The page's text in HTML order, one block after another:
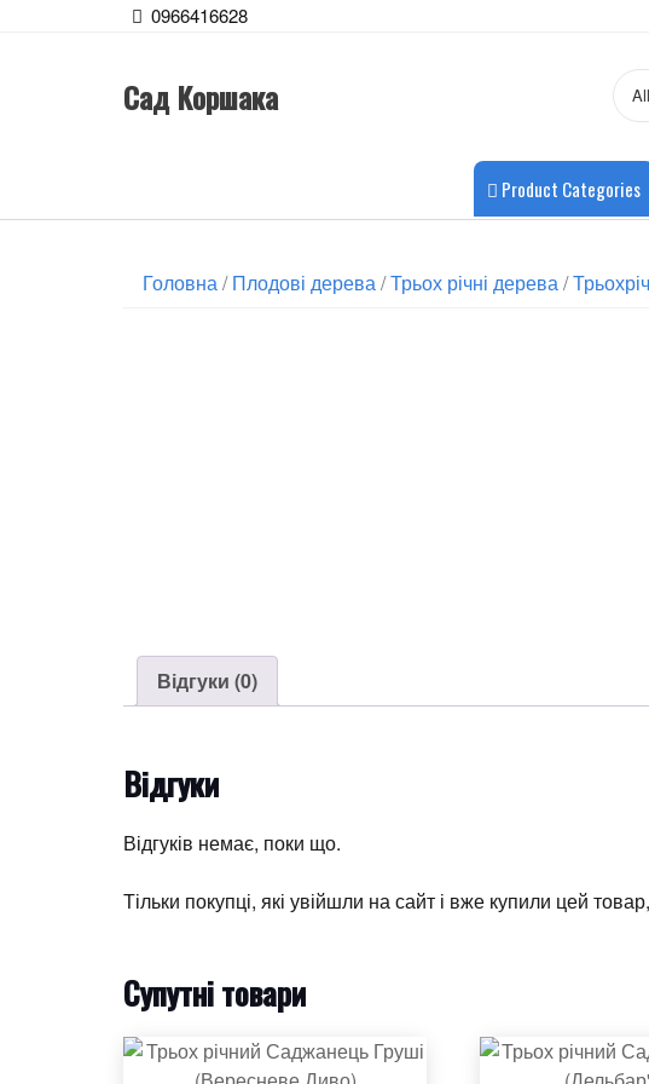
0966416628
Сад Коршака
Product Categories
Головна/Плодові дерева/Трьох річні дерева/
Відгуки (0)
Відгуки
Відгуків немає, поки що.
Тільки покупці, які увійшли на сайт і вже купили цей
Супутні товари